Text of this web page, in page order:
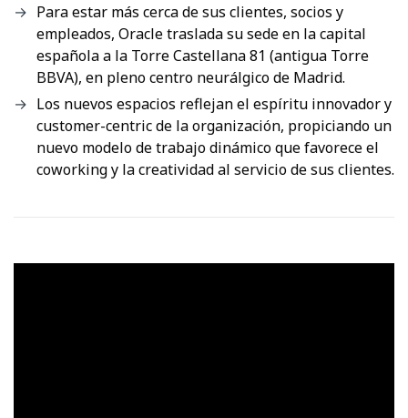
Para estar más cerca de sus clientes, socios y
empleados, Oracle traslada su sede en la capital
española a la Torre Castellana 81 (antigua Torre
BBVA), en pleno centro neurálgico de Madrid.
Los nuevos espacios reflejan el espíritu innovador y
customer-centric de la organización, propiciando un
nuevo modelo de trabajo dinámico que favorece el
coworking y la creatividad al servicio de sus clientes.